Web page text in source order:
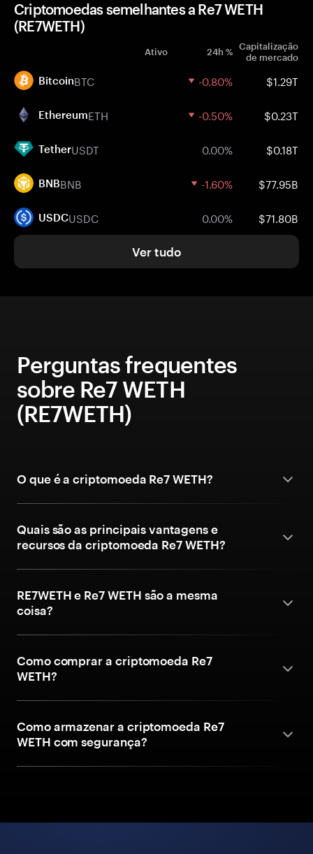
Criptomoedas semelhantes a Re7 WETH
(RE7WETH)
Ativo 24h % Capitalização
de mercado
BitcoinBTC -0.80% $1.29T
EthereumETH -0.50% $0.23T
TetherUSDT 0.00% $0.18T
BNBBNB -1.60% $77.95B
USDCUSDC 0.00% $71.80B
Ver tudo
Perguntas frequentes
sobre Re7 WETH
(RE7WETH)
O que é a criptomoeda Re7 WETH?
Quais são as principais vantagens e
recursos da criptomoeda Re7 WETH?
RE7WETH e Re7 WETH são a mesma
coisa?
Como comprar a criptomoeda Re7
WETH?
Como armazenar a criptomoeda Re7
WETH com segurança?